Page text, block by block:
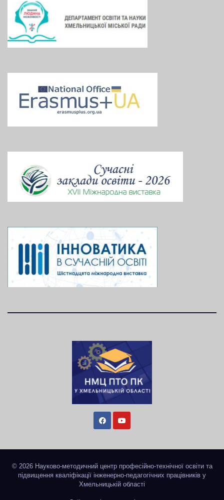
© 2026 Науково-методичний центр професійно-технічної освіти та
підвищення кваліфікації інженерно-педагогічних працівників у
Хмельницькій області